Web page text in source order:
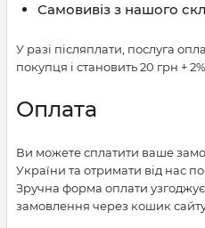
Самовивіз з нашого
У разі післяплати, послуга
покупця і становить 20 грн +
Оплата
Ви можете сплатити ваше
України та отримати від нас
Зручна форма оплати
замовлення через кошик